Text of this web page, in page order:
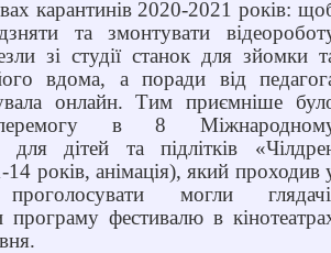
карантинів 2020-2021 років:
та змонтувати
зі студії станок для зйомки
вдома, а поради від
онлайн. Тим приємніше
в 8
для дітей та підлітків
14 років, анімація), який проходив
могли
програму фестивалю в